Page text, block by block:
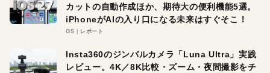
カットの自動作成ほか、期待大の便利機能5選。
iPhoneがAIの入り口になる未来はすぐそこ！
OS レポート
Insta360のジンバルカメラ「Luna Ultra」実践
レビュー。4K／8K比較・ズーム・夜間撮影をチ